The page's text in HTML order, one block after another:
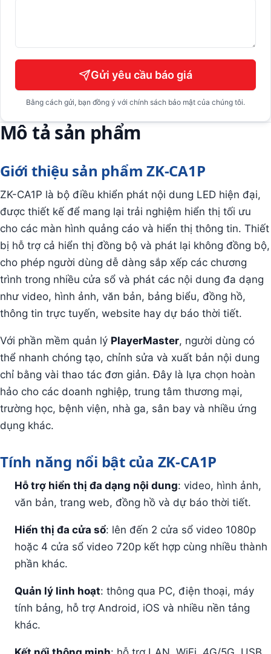
Gửi yêu cầu báo giá
Bằng cách gửi, bạn đồng ý với chính sách bảo mật của chúng tôi.
Mô tả sản phẩm
Giới thiệu sản phẩm ZK-CA1P
ZK-CA1P là bộ điều khiển phát nội dung LED hiện đại,
được thiết kế để mang lại trải nghiệm hiển thị tối ưu
cho các màn hình quảng cáo và hiển thị thông tin. Thiết
bị hỗ trợ cả hiển thị đồng bộ và phát lại không đồng bộ,
cho phép người dùng dễ dàng sắp xếp các chương
trình trong nhiều cửa sổ và phát các nội dung đa dạng
như video, hình ảnh, văn bản, bảng biểu, đồng hồ,
thông tin trực tuyến, website hay dự báo thời tiết.
Với phần mềm quản lý PlayerMaster, người dùng có
thể nhanh chóng tạo, chỉnh sửa và xuất bản nội dung
chỉ bằng vài thao tác đơn giản. Đây là lựa chọn hoàn
hảo cho các doanh nghiệp, trung tâm thương mại,
trường học, bệnh viện, nhà ga, sân bay và nhiều ứng
dụng khác.
Tính năng nổi bật của ZK-CA1P
Hỗ trợ hiển thị đa dạng nội dung: video, hình ảnh,
văn bản, trang web, đồng hồ và dự báo thời tiết.
Hiển thị đa cửa sổ: lên đến 2 cửa sổ video 1080p
hoặc 4 cửa sổ video 720p kết hợp cùng nhiều thành
phần khác.
Quản lý linh hoạt: thông qua PC, điện thoại, máy
tính bảng, hỗ trợ Android, iOS và nhiều nền tảng
khác.